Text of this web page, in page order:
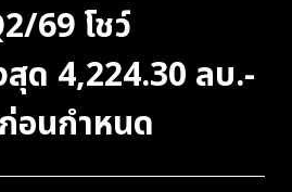
69 โชว์
ด 4,224.30 ลบ.-
อนกำหนด